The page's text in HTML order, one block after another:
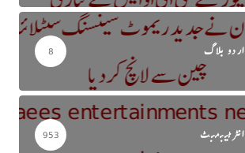
اردو بلاگ 8
انٹرٹینمنٹ 953